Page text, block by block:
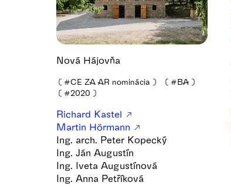
Nová Hájovňa
❪ #CE ZA AR nominácia ❫ ❪ #BA ❫
❪ #2020 ❫
Richard Kastel
Martin Hörmann
Ing. arch. Peter Kopecký
Ing. Ján Augustín
Ing. Iveta Augustínová
Ing. Anna Petříková